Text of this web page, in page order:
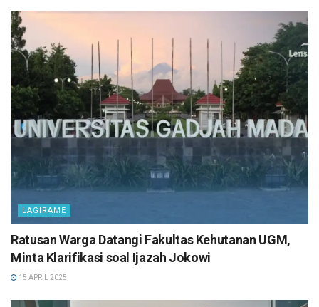
LAGIRAME
Ratusan Warga Datangi Fakultas Kehutanan UGM,
Minta Klarifikasi soal Ijazah Jokowi
15 APRIL 2025